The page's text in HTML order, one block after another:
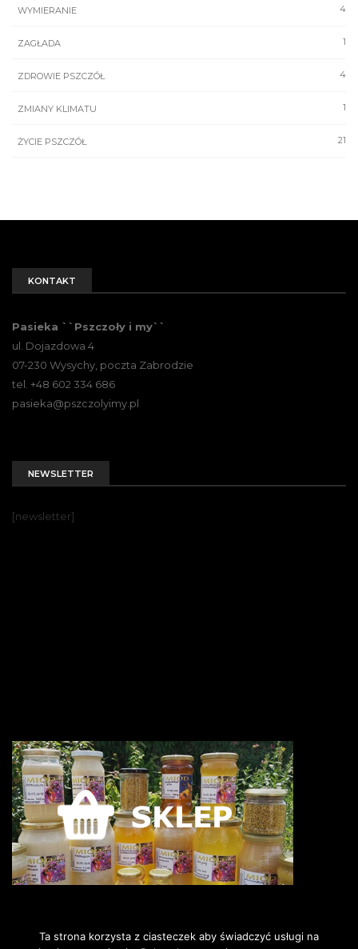
4
WYMIERANIE
1
ZAGŁADA
4
ZDROWIE PSZCZÓŁ
1
ZMIANY KLIMATU
21
ŻYCIE PSZCZÓŁ
KONTAKT
Pasieka ``Pszczoły i my``
ul. Dojazdowa 4
07-230 Wysychy, poczta Zabrodzie
tel. +48 602 334 686
pasieka@pszczolyimy.pl
NEWSLETTER
[newsletter]
Ta strona korzysta z ciasteczek aby świadczyć usługi na